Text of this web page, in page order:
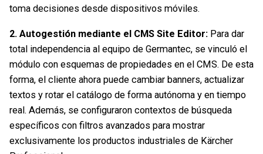
toma decisiones desde dispositivos móviles.
2. Autogestión mediante el CMS Site Editor: Para dar
total independencia al equipo de Germantec, se vinculó el
módulo con esquemas de propiedades en el CMS. De esta
forma, el cliente ahora puede cambiar banners, actualizar
textos y rotar el catálogo de forma autónoma y en tiempo
real. Además, se configuraron contextos de búsqueda
específicos con filtros avanzados para mostrar
exclusivamente los productos industriales de Kärcher